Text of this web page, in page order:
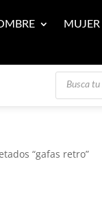
MUJER
Búsqueda
productos
“gafas retro”